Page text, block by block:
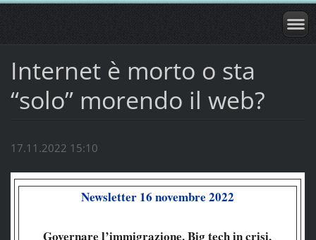
Internet è morto o sta
“solo” morendo il web?
17.11.2022 15:10
Newsletter 16 novembre 2022
Governare l’immigrazione, Big tech in crisi,